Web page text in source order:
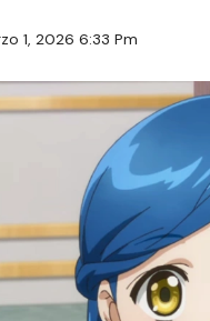
1, 2026 6:33 Pm